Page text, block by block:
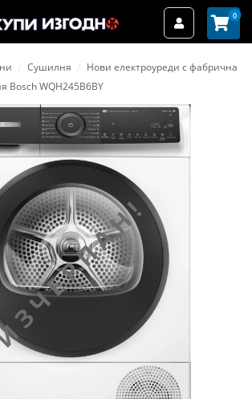
Вход / 0
Сушилня
Нови електроуреди с фабрична
Bosch WQH245B6BY